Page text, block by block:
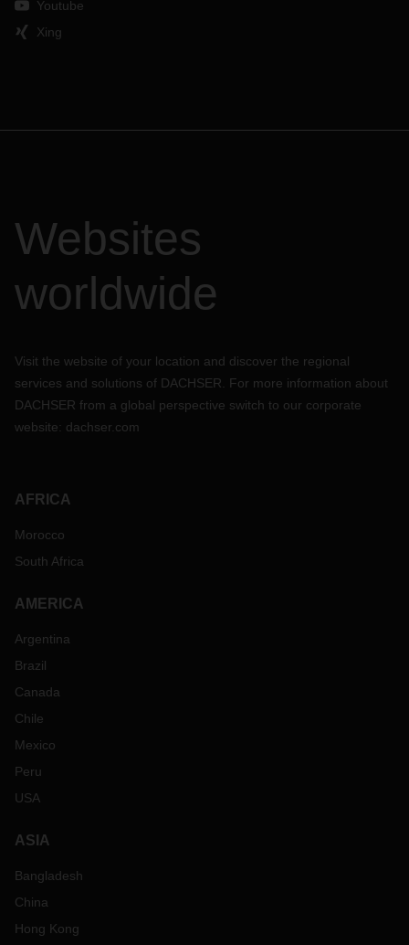
Youtube
Xing
Websites
worldwide
Visit the website of your location and discover the regional
services and solutions of DACHSER. For more information about
DACHSER from a global perspective switch to our corporate
website: dachser.com
AFRICA
Morocco
South Africa
AMERICA
Argentina
Brazil
Canada
Chile
Mexico
Peru
USA
ASIA
Bangladesh
China
Hong Kong